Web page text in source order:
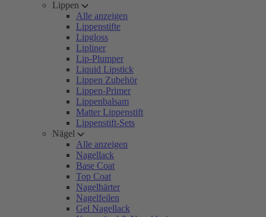
Lippen
Alle anzeigen
Lippenstifte
Lipgloss
Lipliner
Lip-Plumper
Liquid Lipstick
Lippen Zubehör
Lippen-Primer
Lippenbalsam
Matter Lippenstift
Lippenstift-Sets
Nägel
Alle anzeigen
Nagellack
Base Coat
Top Coat
Nagelhärter
Nagelfeilen
Gel Nagellack